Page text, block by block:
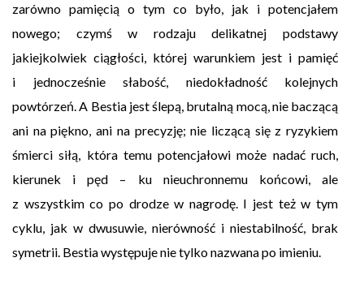
zarówno pamięcią o tym co było, jak i potencjałem
nowego; czymś w rodzaju delikatnej podstawy
jakiejkolwiek ciągłości, której warunkiem jest i pamięć
i jednocześnie słabość, niedokładność kolejnych
powtórzeń. A Bestia jest ślepą, brutalną mocą, nie baczącą
ani na piękno, ani na precyzję; nie liczącą się z ryzykiem
śmierci siłą, która temu potencjałowi może nadać ruch,
kierunek i pęd – ku nieuchronnemu końcowi, ale
z wszystkim co po drodze w nagrodę. I jest też w tym
cyklu, jak w dwusuwie, nierówność i niestabilność, brak
symetrii. Bestia występuje nie tylko nazwana po imieniu.